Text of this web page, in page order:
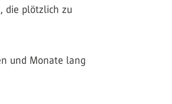
die plötzlich zu
und Monate lang